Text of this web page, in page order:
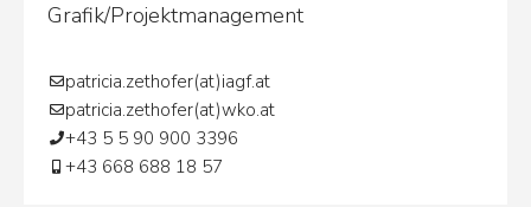
Grafik/Projektmanagement
patricia.zethofer(at)iagf.at
patricia.zethofer(at)wko.at
+43 5 5 90 900 3396
+43 668 688 18 57